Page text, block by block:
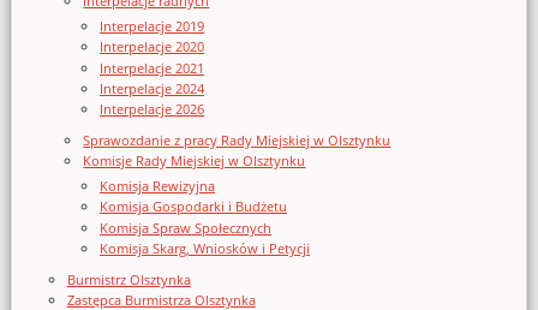
Interpelacje 2019
Interpelacje 2020
Interpelacje 2021
Interpelacje 2024
Interpelacje 2026
Sprawozdanie z pracy Rady Miejskiej w Olsztynku
Komisje Rady Miejskiej w Olsztynku
Komisja Rewizyjna
Komisja Gospodarki i Budżetu
Komisja Spraw Społecznych
Komisja Skarg, Wniosków i Petycji
Burmistrz Olsztynka
Zastępca Burmistrza Olsztynka